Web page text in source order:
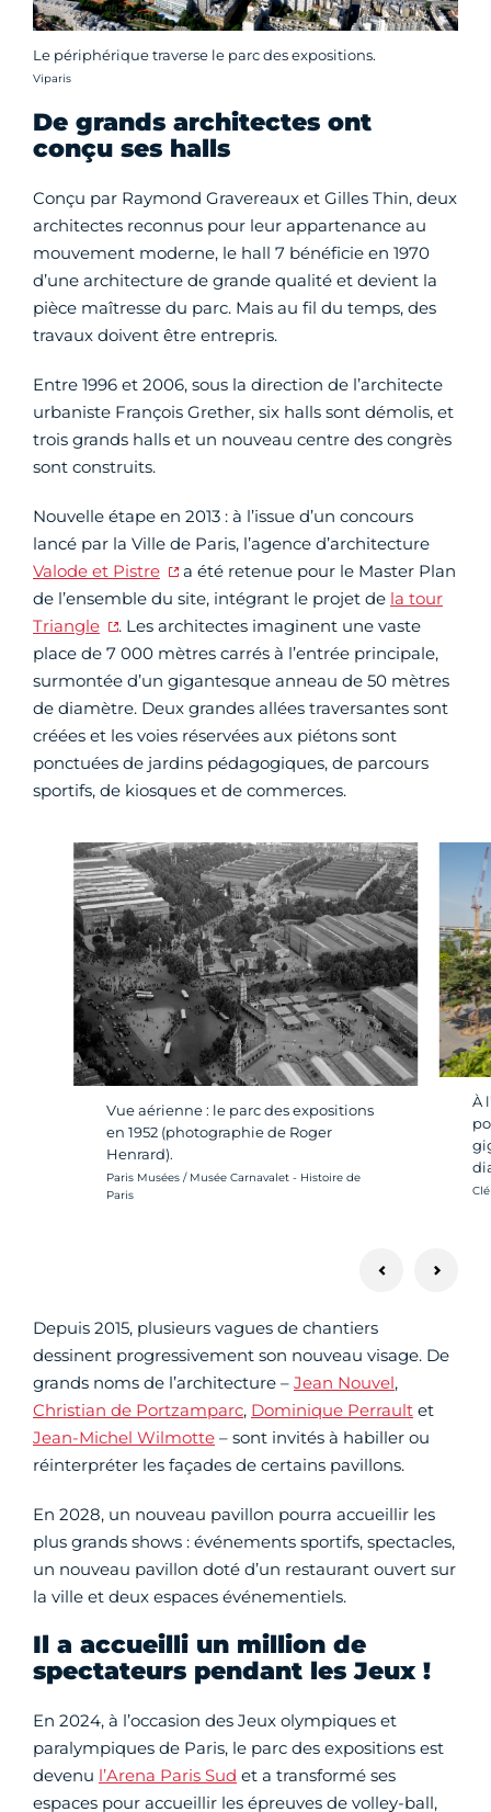
Le périphérique traverse le parc des expositions.
Crédit photo :
Viparis
De grands architectes ont
conçu ses halls
Conçu par Raymond Gravereaux et Gilles Thin, deux
architectes reconnus pour leur appartenance au
mouvement moderne, le hall 7 bénéficie en 1970
d’une architecture de grande qualité et devient la
pièce maîtresse du parc. Mais au fil du temps, des
travaux doivent être entrepris.
Entre 1996 et 2006, sous la direction de l’architecte
urbaniste François Grether, six halls sont démolis, et
trois grands halls et un nouveau centre des congrès
sont construits.
Nouvelle étape en 2013 : à l’issue d’un concours
lancé par la Ville de Paris, l’agence d’architecture
Valode et Pistre
a été retenue pour le Master Plan
de l’ensemble du site, intégrant le projet de la tour
Triangle
. Les architectes imaginent une vaste
place de 7 000 mètres carrés à l’entrée principale,
surmontée d’un gigantesque anneau de 50 mètres
de diamètre. Deux grandes allées traversantes sont
créées et les voies réservées aux piétons sont
ponctuées de jardins pédagogiques, de parcours
sportifs, de kiosques et de commerces.
Vue aérienne : le parc des expositions
en 1952 (photographie de Roger
Henrard).
Crédit photo :
Paris Musées / Musée Carnavalet - Histoire de
Paris
À
Depuis 2015, plusieurs vagues de chantiers
dessinent progressivement son nouveau visage. De
grands noms de l’architecture – Jean Nouvel,
Christian de Portzamparc, Dominique Perrault et
Jean-Michel Wilmotte – sont invités à habiller ou
réinterpréter les façades de certains pavillons.
En 2028, un nouveau pavillon pourra accueillir les
plus grands shows : événements sportifs, spectacles,
un nouveau pavillon doté d’un restaurant ouvert sur
la ville et deux espaces événementiels.
Il a accueilli un million de
spectateurs pendant les Jeux !
En 2024, à l’occasion des Jeux olympiques et
paralympiques de Paris, le parc des expositions est
devenu l’Arena Paris Sud et a transformé ses
espaces pour accueillir les épreuves de volley-ball,